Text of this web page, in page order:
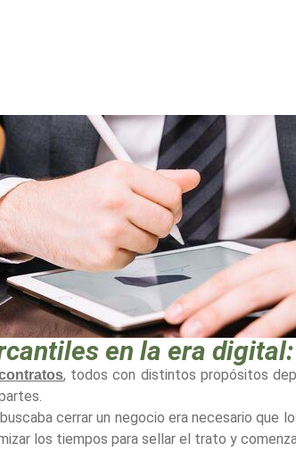
en la era
, todos con distintos propósitos
cerrar un negocio era necesario
los tiempos para sellar el trato y